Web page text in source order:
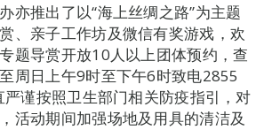
亦推出了以“海上丝绸之路”为主题
、亲子工作坊及微信有奖游戏，欢
题导赏开放10人以上团体预约，查
周日上午9时至下午6时致电2855
谨按照卫生部门相关防疫指引，对
活动期间加强场地及用具的清洁及